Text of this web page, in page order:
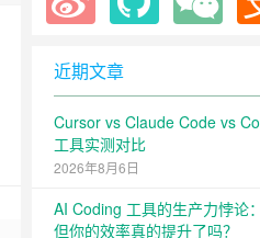
近期文章
Cursor vs Claude Code vs
工具实测对比
2026年8月6日
AI Coding 工具的生产力悖论
但你的效率真的提升了吗？